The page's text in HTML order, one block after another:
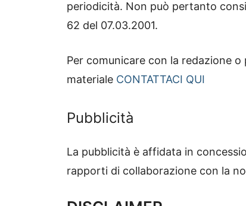
periodicità. Non può pertanto
62 del 07.03.2001.
Per comunicare con la redazione
materiale CONTATTACI QUI
Pubblicità
La pubblicità è affidata in
rapporti di collaborazione con la